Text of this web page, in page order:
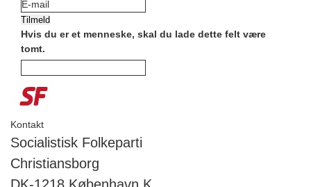
Tilmeld
Hvis du er et menneske, skal du lade dette felt være
tomt.
Kontakt
Socialistisk Folkeparti
Christiansborg